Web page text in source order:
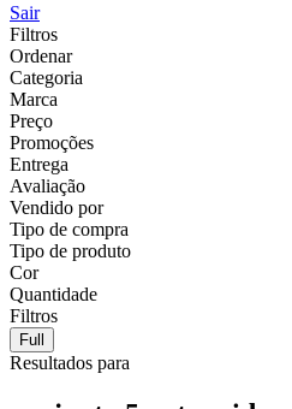
Sair
Filtros
Ordenar
Categoria
Marca
Preço
Promoções
Entrega
Avaliação
Vendido por
Tipo de compra
Tipo de produto
Cor
Quantidade
Filtros
Full
Resultados para